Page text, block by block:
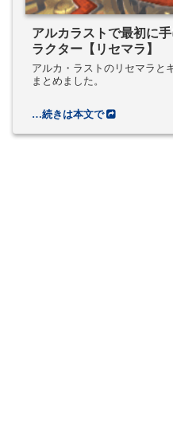
アルカラストで最初に
ラクター【リセマラ】
アルカ・ラストのリセマラと
まとめました。